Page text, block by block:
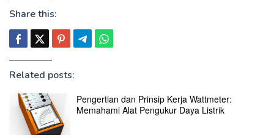
Share this:
Related posts:
Pengertian dan Prinsip Kerja Wattmeter:
Memahami Alat Pengukur Daya Listrik